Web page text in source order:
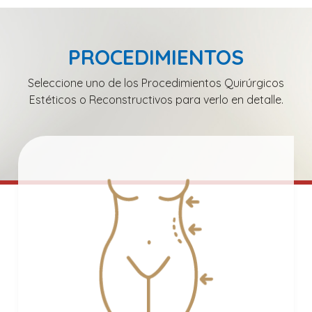
PROCEDIMIENTOS
Seleccione uno de los Procedimientos Quirúrgicos
Estéticos o Reconstructivos para verlo en detalle.